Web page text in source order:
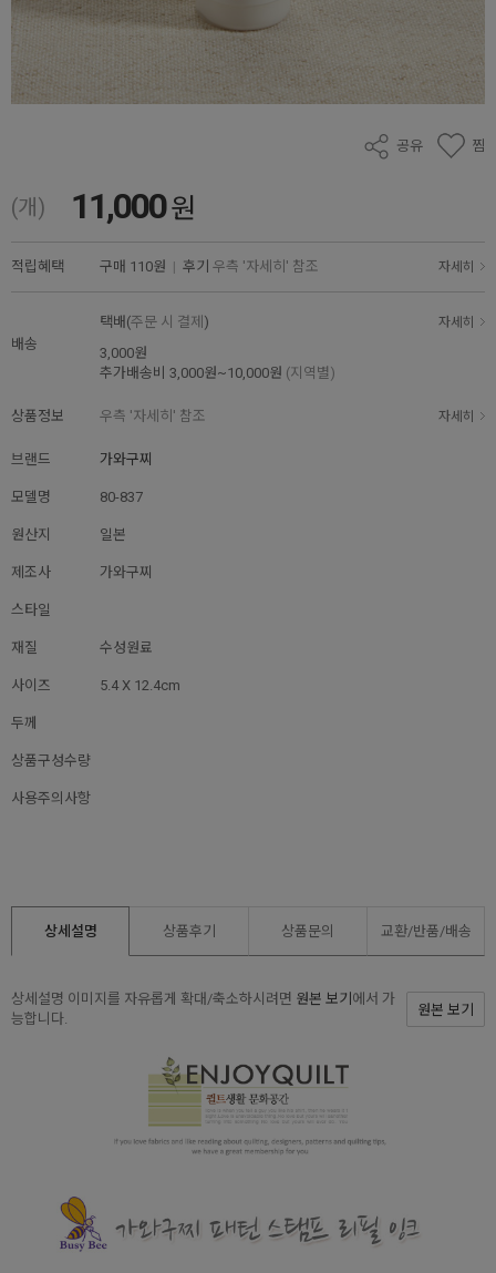
공유 찜
(개) 11,000원
적립혜택 구매 110원 | 후기 우측 '자세히' 참조 자세히
배송
택배(주문 시 결제 ) 자세히
3,000원
추가배송비 3,000원~10,000원 (지역별)
상품정보 우측 '자세히' 참조 자세히
브랜드 가와구찌
모델명 80-837
원산지 일본
제조사 가와구찌
스타일
재질 수성원료
사이즈 5.4 X 12.4cm
두께
상품구성수량
사용주의사항
상세설명 상품후기 상품문의 교환/반품/배송
상세설명 이미지를 자유롭게 확대/축소하시려면 원본 보기 에서 가
능합니다.
원본 보기